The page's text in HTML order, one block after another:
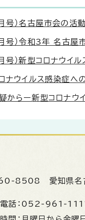
号）名古屋市会の
号）令和3年 名古屋
号）新型コロナウイ
ウイルス感染症へ
らー新型コロナウ
8508 愛知県
話： 052-961-